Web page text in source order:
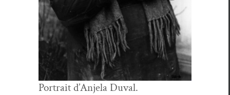
Por­trait d’An­jela Duval.